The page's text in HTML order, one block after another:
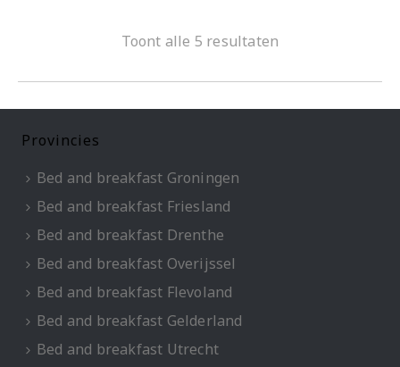
Toont alle 5 resultaten
Provincies
Bed and breakfast Groningen
Bed and breakfast Friesland
Bed and breakfast Drenthe
Bed and breakfast Overijssel
Bed and breakfast Flevoland
Bed and breakfast Gelderland
Bed and breakfast Utrecht